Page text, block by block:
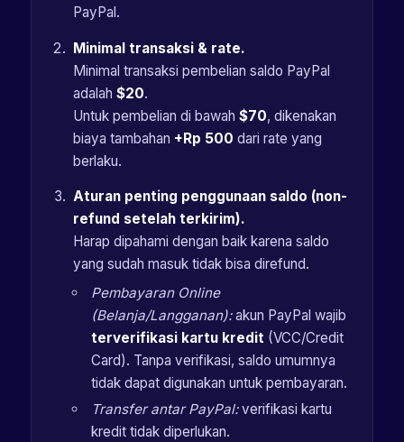
PayPal.
Minimal transaksi & rate.
Minimal transaksi pembelian saldo PayPal
adalah $20.
Untuk pembelian di bawah $70, dikenakan
biaya tambahan +Rp 500 dari rate yang
berlaku.
Aturan penting penggunaan saldo (non-
refund setelah terkirim).
Harap dipahami dengan baik karena saldo
yang sudah masuk tidak bisa direfund.
Pembayaran Online
(Belanja/Langganan):akun PayPal wajib
terverifikasi kartu kredit(VCC/Credit
Card). Tanpa verifikasi, saldo umumnya
tidak dapat digunakan untuk pembayaran.
Transfer antar PayPal:verifikasi kartu
kredit tidak diperlukan.